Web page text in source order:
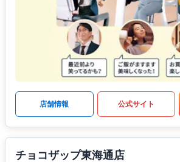
店舗情報 公式サイト
チョコザップ東海通店